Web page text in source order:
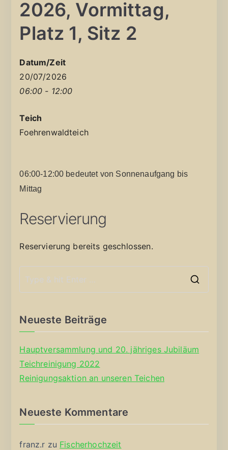
2026, Vormittag,
Platz 1, Sitz 2
Datum/Zeit
20/07/2026
06:00 - 12:00
Teich
Foehrenwaldteich
06:00-12:00 bedeutet von Sonnenaufgang bis
Mittag
Reservierung
Reservierung bereits geschlossen.
Neueste Beiträge
Hauptversammlung und 20. jähriges Jubiläum
Teichreinigung 2022
Reinigungsaktion an unseren Teichen
Neueste Kommentare
franz.r zu Fischerhochzeit